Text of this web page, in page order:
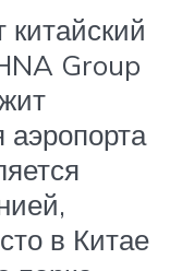
китайский
Group
аэропорта
в Китае